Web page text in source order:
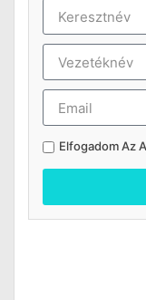
Elfogadom Az